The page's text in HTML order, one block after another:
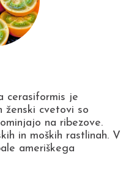
cerasiformis je
ženski cvetovi so
na ribezove.
in moških rastlinah. V
ameriškega